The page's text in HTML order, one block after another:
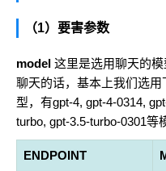
（1）要害参数
model 这里是选用聊天的模
聊天的话，基本上我们选
型，有gpt-4, gpt-4-0314,
turbo, gpt-3.5-turbo-0301等
ENDPOINT